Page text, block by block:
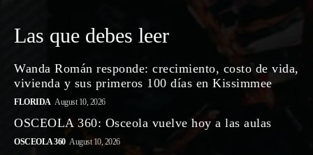
Las que debes leer
Wanda Román responde: crecimiento, costo de vida,
vivienda y sus primeros 100 días en Kissimmee
FLORIDA August 10, 2026
OSCEOLA 360: Osceola vuelve hoy a las aulas
OSCEOLA 360 August 10, 2026